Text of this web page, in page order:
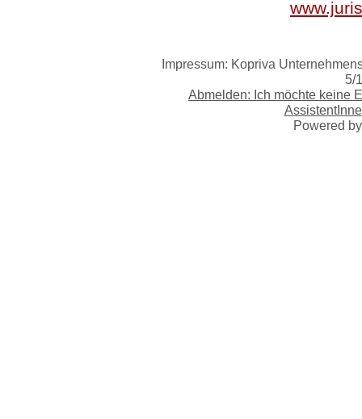
Impressum: Kopriva
5/
Abmelden: Ich möchte keine
Powered